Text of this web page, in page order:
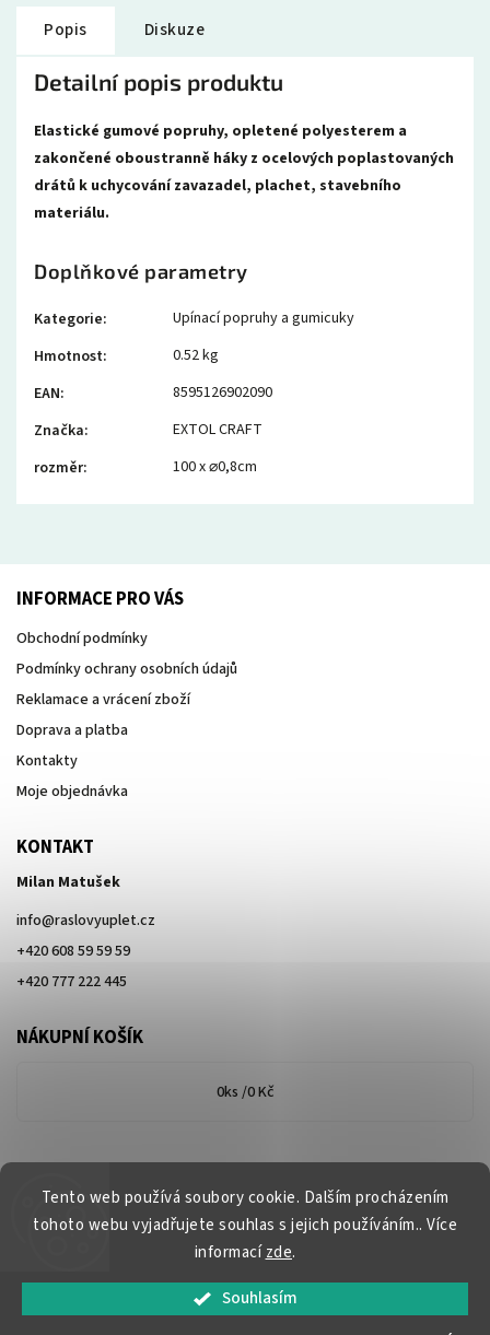
Tento web používá soubory cookie. Dalším procházením
tohoto webu vyjadřujete souhlas s jejich používáním.. Více
informacízde.
Souhlasím
Popis Diskuze
Detailní popis produktu
Elastické gumové popruhy, opletené polyesterem a
zakončené oboustranně háky z ocelových poplastovaných
drátů k uchycování zavazadel, plachet, stavebního
materiálu.
Doplňkové parametry
Kategorie:
Upínací popruhy a gumicuky
Hmotnost:
0.52 kg
EAN:
8595126902090
Značka:
EXTOL CRAFT
rozměr: 100 x ⌀0,8cm
INFORMACE PRO VÁS
Obchodní podmínky
Podmínky ochrany osobních údajů
Reklamace a vrácení zboží
Doprava a platba
Kontakty
Moje objednávka
KONTAKT
Milan Matušek
info@raslovyuplet.cz
+420 608 59 59 59
+420 777 222 445
NÁKUPNÍ KOŠÍK
0ks /0 Kč